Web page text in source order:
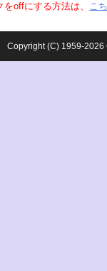
offにする方法は、 こ
Copyright (C) 1959-2026